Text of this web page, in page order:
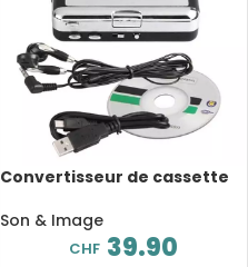
Convertisseur de cassette
logiciel de capture
Son & Image
CHF 39.90